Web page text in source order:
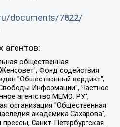
documents/7822/
агентов:
Автономная некоммерческая организация по защите прав человека и информированию населения "Якутия – Наше Мнение", Общество с ограниченной ответственностью "Москоу диджитал медиа", с 26.01.2023 Общество с ограниченной ответственностью "Чайка Белые сады", Ветошкина Валерия Валерьевна, Заговора Максим Александрович, Межрегиональное общественное движение "Российская ЛГБТ - сеть", Оленичев Максим Владимирович, Павлов Иван Юрьевич, Скворцова Елена Сергеевна, Общество с ограниченной ответственностью "Как бы инагент", Кочетков Игорь Викторович, Общество с ограниченной ответственностью "Честные выборы", Еланчик Олег Александрович, Общество с ограниченной ответственностью "Нобелевский призыв", Гималова Регина Эмилевна, Григорьев Андрей Валерьевич, Григорьева Алина Александровна, Ассоциация по содействию защите прав призывников, альтернативнослужащих и военнослужащих "Правозащитная группа "Гражданин.Армия.Право", Хисамова Регина Фаритовна, Автономная некоммерческая организация по реализации социально-правовых программ "Лилит", Дальневосточное общественное движение "Маяк", Санкт-Петербургская ЛГБТ-инициативная группа "Выход", Инициативная группа ЛГБТ+ "Реверс", Алексеев Андрей Викторович, Бекбулатова Таисия Львовна, Беляев Иван Михайлович, Владыкина Елена Сергеевна, Гельман Марат Александрович, Никульшина Вероника Юрьевна, Толоконникова Надежда Андреевна, Шендерович Виктор Анатольевич, Общество с ограниченной ответственностью "Данное сообщение", Общество с ограниченной ответственностью Издательский дом "Новая глава", Айнбиндер Александра Александровна, Московский комьюнити-центр для ЛГБТ+инициатив, Благотворительный фонд развития филантропии, Deutsche Welle (Германия, Kurt-Schumacher-Strasse 3, 53113 Bonn), Борзунова Мария Михайловна, Воробьев Виктор Викторович, Голубева Анна Львовна, Константинова Алла Михайловна, Малкова Ирина Владимировна, Мурадов Мурад Абдулгалимович, Осетинская Елизавета Николаевна, Понасенков Евгений Николаевич, Ганапольский Матвей Юрьевич, Киселев Евгений Алексеевич, Борухович Ирина Григорьевна, Дремин Иван Тимофеевич, Дубровский Дмитрий Викторович, Красноярская региональная общественная организация поддержки и развития альтернативных образовательных технологий и межкультурных коммуникаций "ИНТЕРРА", Маяковская Екатерина Алексеевна, Фейгин Марк Захарович, Филимонов Андрей Викторович, Дзугкоева Регина Николаевна, Доброхотов Роман Александрович, Дудь Юрий Александрович, Елкин Сергей Владимирович, Кругликов Кирилл Игоревич, Сабунаева Мария Леонидовна, Семенов Алексей Владимирович, Шаинян Карен Багратович, Шульман Екатерина Михайловна, Асафьев Артур Валерьевич, Вахштайн Виктор Семенович, Венедиктов Алексей Алексеевич, Лушникова Екатерина Евгеньевна, Волков Леонид Михайлович, Невзоров Александр Глебович, Пархоменко Сергей Борисович, Сироткин Ярослав Николаевич, Кара-Мурза Владимир Владимирович, Баранова Наталья Владимировна, Гозман Леонид Яковлевич, Кагарлицкий Борис Юльевич, Климарев Михаил Валерьевич, Милов Владимир Станиславович, Автономная некоммерческая организация Краснодарский центр современного искусства "Типография", Моргенштерн Алишер Тагирович, Соболь Любовь Эдуардовна, Общество с ограниченной ответственностью "ЛИЗА НОРМ", Каспаров Гарри Кимович, Ходорковский Михаил Борисович, Общество с ограниченной ответственностью "Апрельские тезисы", Данилович Ирина Брониславовна, Кашин Олег Владимирович, Петров Николай Владимирович, Пивоваров Алексей Владимирович, Соколов Михаил Владимирович, Цветкова Юлия Владимировна, Чичваркин Евгений Александрович, Комитет против пыток/Команда против пыток, Общество с ограниченной ответственностью "Первый научный", Общество с ограниченной ответственностью "Вертолет и ко", Белоцерковская Вероника Борисовна, Кац Максим Евгеньевич, Лазарева Татьяна Юрьевна, Шаведдинов Руслан Табризович, Яшин Илья Валерьевич, Общество с ограниченной ответственностью "Иноагент ААВ", Алешковский Дмитрий Петрович, Альбац Евгения Марковна, Быков Дмитрий Львович, Галямина Юлия Евгеньевна, Лойко Сергей Леонидович, Мартынов Кирилл Константинович, Медведев Сергей Александрович, Крашенинников Федор Геннадиевич, Гордеева Катерина Вл